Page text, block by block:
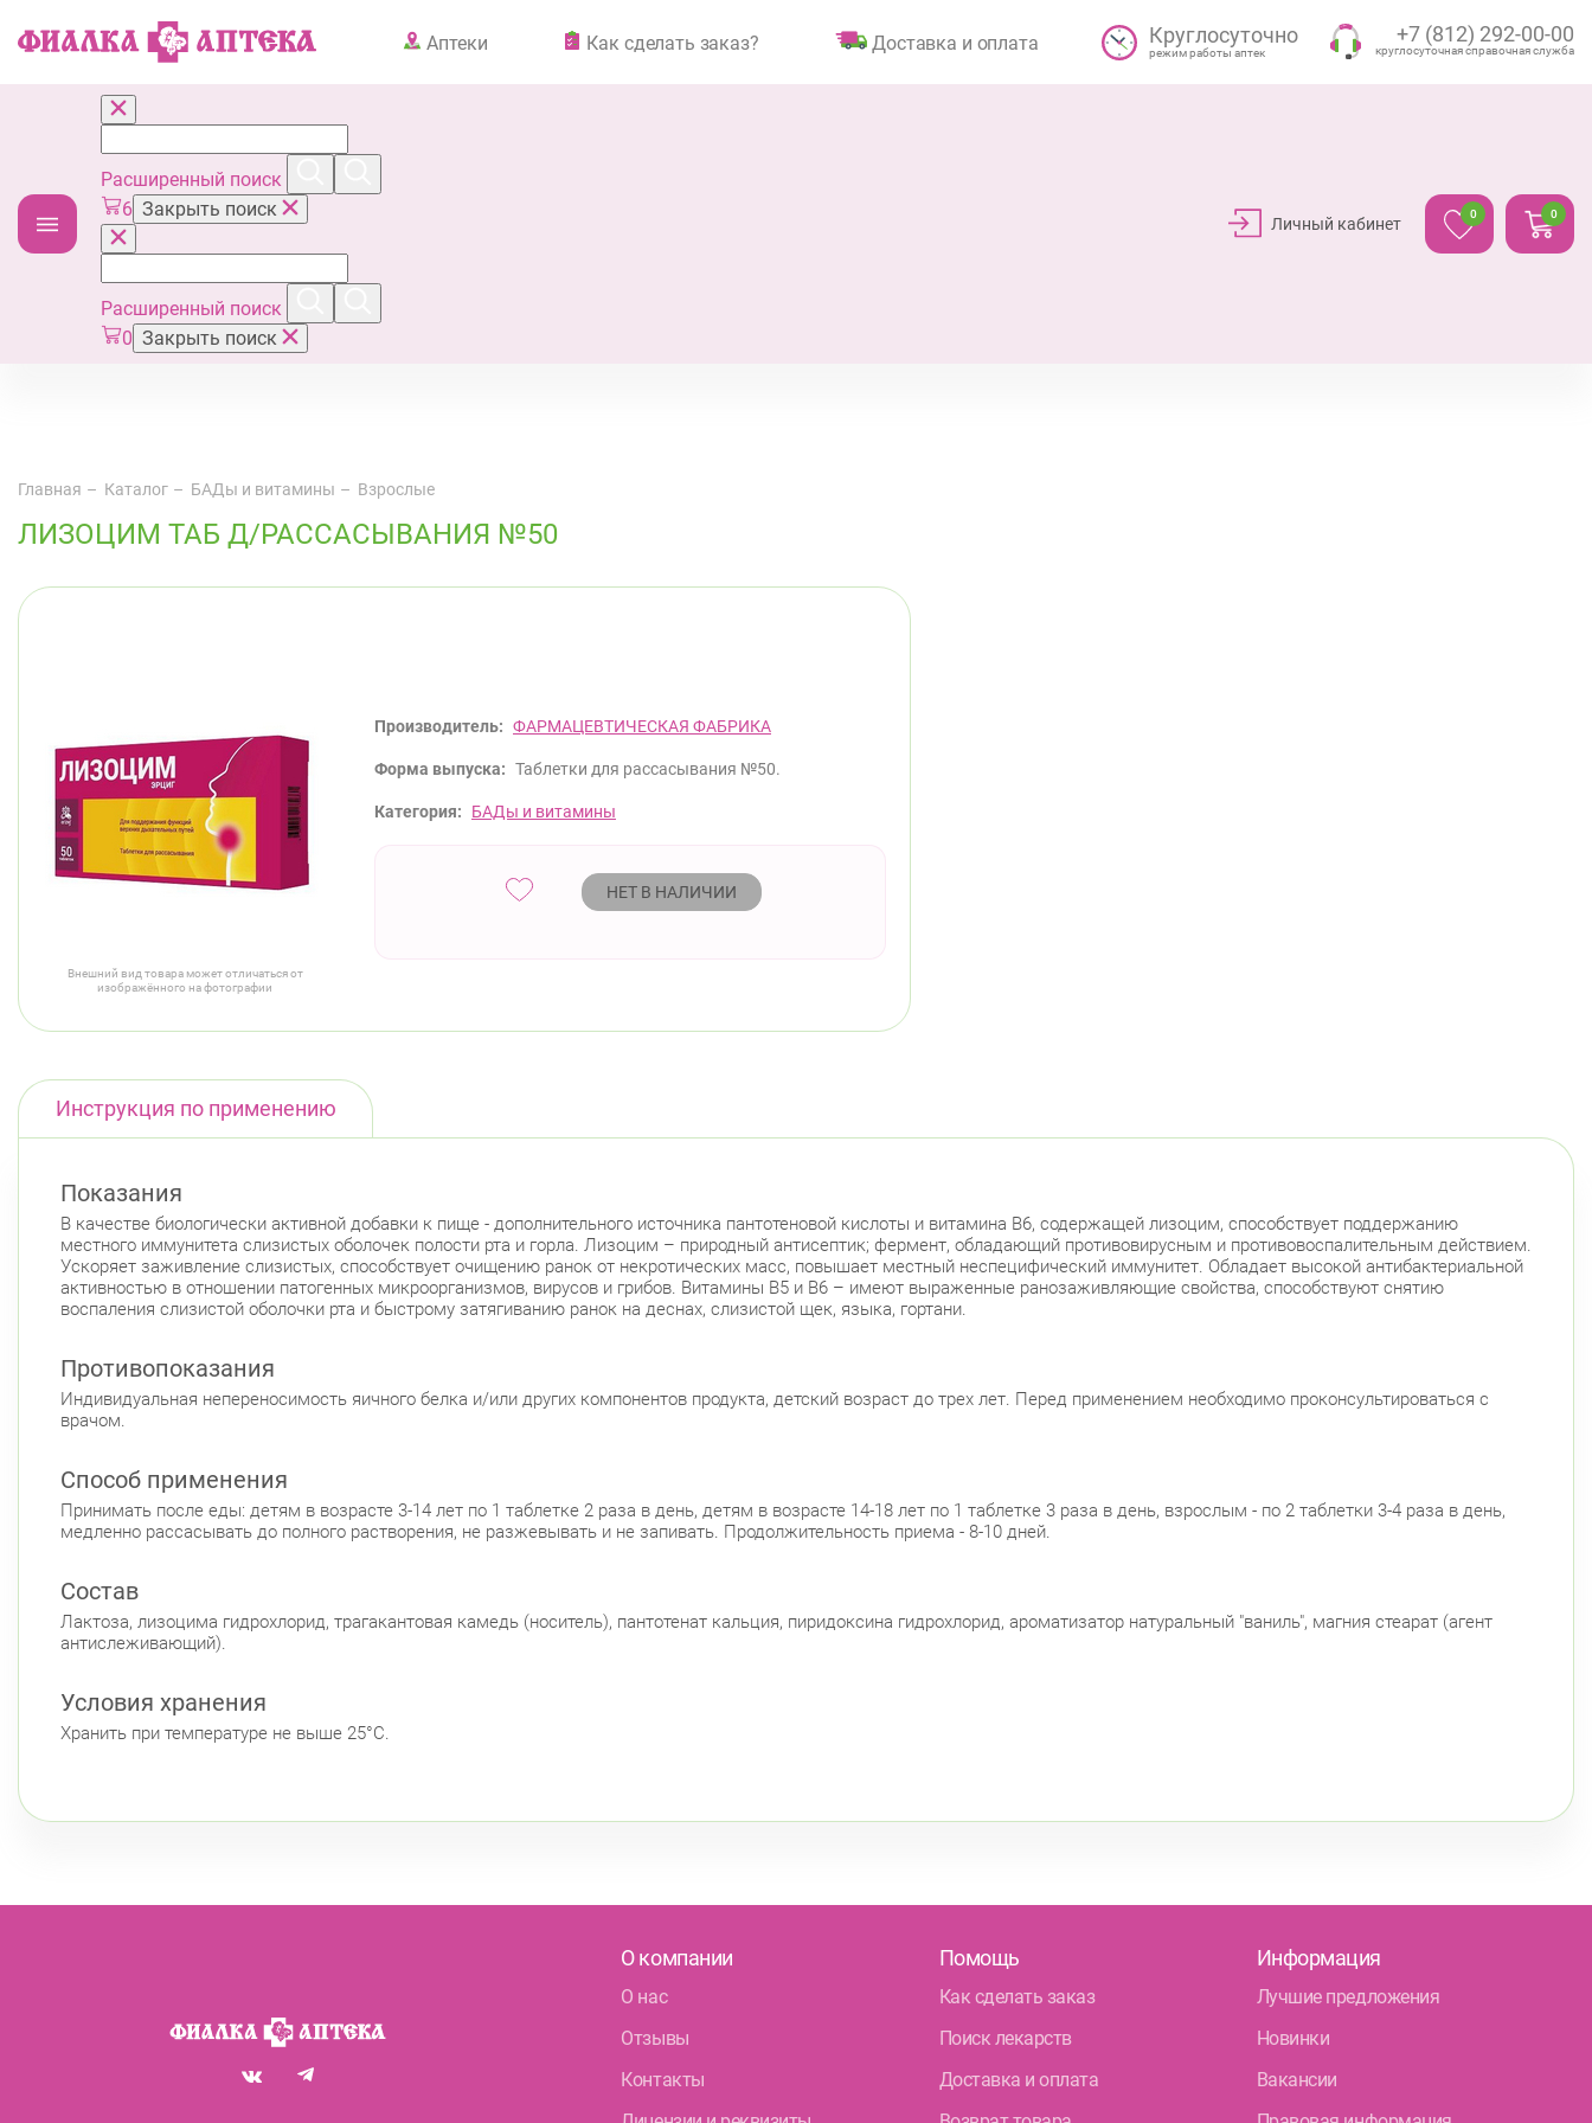
Аптеки Как сделать заказ? Доставка и оплата Круглосуточно
режим работы аптек
+7 (812) 292-00-00
круглосуточная справочная служба
Расширенный поиск
6 Закрыть поиск
Расширенный поиск
0 Закрыть поиск
Личный кабинет
0 0
Главная Каталог БАДы и витамины Взрослые
ЛИЗОЦИМ ТАБ Д/РАССАСЫВАНИЯ №50
Внешний вид товара может отличаться от
изображённого на фотографии
Производитель: ФАРМАЦЕВТИЧЕСКАЯ ФАБРИКА
Форма выпуска: Таблетки для рассасывания №50.
Категория: БАДы и витамины
НЕТ В НАЛИЧИИ
Инструкция по применению
Показания
В качестве биологически активной добавки к пище - дополнительного источника пантотеновой кислоты и витамина В6, содержащей лизоцим, способствует поддержанию
местного иммунитета слизистых оболочек полости рта и горла. Лизоцим – природный антисептик; фермент, обладающий противовирусным и противовоспалительным действием.
Ускоряет заживление слизистых, способствует очищению ранок от некротических масс, повышает местный неспецифический иммунитет. Обладает высокой антибактериальной
активностью в отношении патогенных микроорганизмов, вирусов и грибов. Витамины В5 и В6 – имеют выраженные ранозаживляющие свойства, способствуют снятию
воспаления слизистой оболочки рта и быстрому затягиванию ранок на деснах, слизистой щек, языка, гортани.
Противопоказания
Индивидуальная непереносимость яичного белка и/или других компонентов продукта, детский возраст до трех лет. Перед применением необходимо проконсультироваться с
врачом.
Способ применения
Принимать после еды: детям в возрасте 3-14 лет по 1 таблетке 2 раза в день, детям в возрасте 14-18 лет по 1 таблетке 3 раза в день, взрослым - по 2 таблетки 3-4 раза в день,
медленно рассасывать до полного растворения, не разжевывать и не запивать. Продолжительность приема - 8-10 дней.
Состав
Лактоза, лизоцима гидрохлорид, трагакантовая камедь (носитель), пантотенат кальция, пиридоксина гидрохлорид, ароматизатор натуральный "ваниль", магния стеарат (агент
антислеживающий).
Условия хранения
Хранить при температуре не выше 25°С.
О компании
О нас
Отзывы
Контакты
Помощь
Как сделать заказ
Поиск лекарств
Доставка и оплата
Информация
Лучшие предложения
Новинки
Вакансии